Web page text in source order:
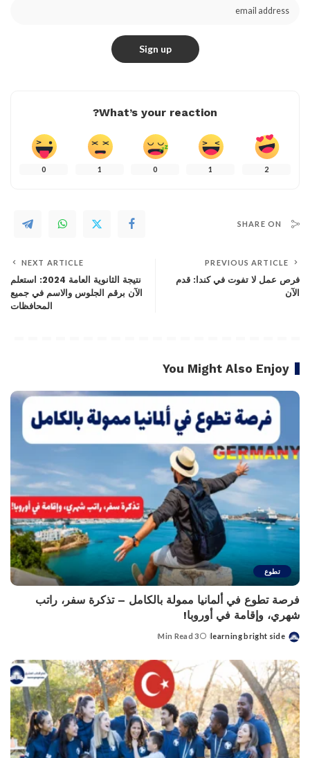
What’s your reaction?
2
1
0
1
0
SHARE ON
PREVIOUS ARTICLE
فرص عمل لا تفوت في كندا: قدم
الآن
NEXT ARTICLE
نتيجة الثانوية العامة 2024: استعلم
الآن برقم الجلوس والاسم في جميع
المحافظات
You Might Also Enjoy
تطوع
فرصة تطوع في ألمانيا ممولة بالكامل – تذكرة سفر، راتب
شهري، وإقامة في أوروبا!
Posted
learning bright side
3 Min Read